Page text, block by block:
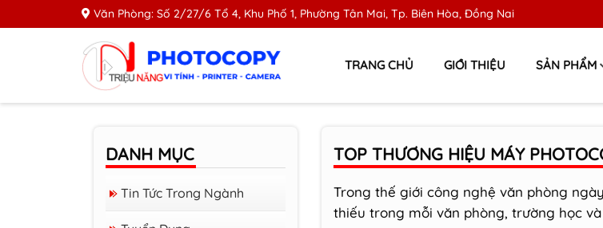
Văn Phòng: Số 2/27/6 Tổ 4, Khu Phố 1, Phường Tân Mai, Tp. Biên Hòa, Đồng Nai
TRANG CHỦ GIỚI THIỆU SẢN PHẨM
TOP THƯƠNG HIỆU MÁY
Trong thế giới công nghệ văn phòng
thiếu trong mỗi văn phòng, trường học
DANH MỤC
Tin Tức Trong Ngành